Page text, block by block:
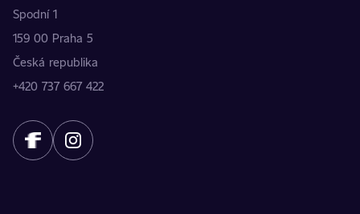
Spodní 1
159 00 Praha 5
Česká republika
+420 737 667 422